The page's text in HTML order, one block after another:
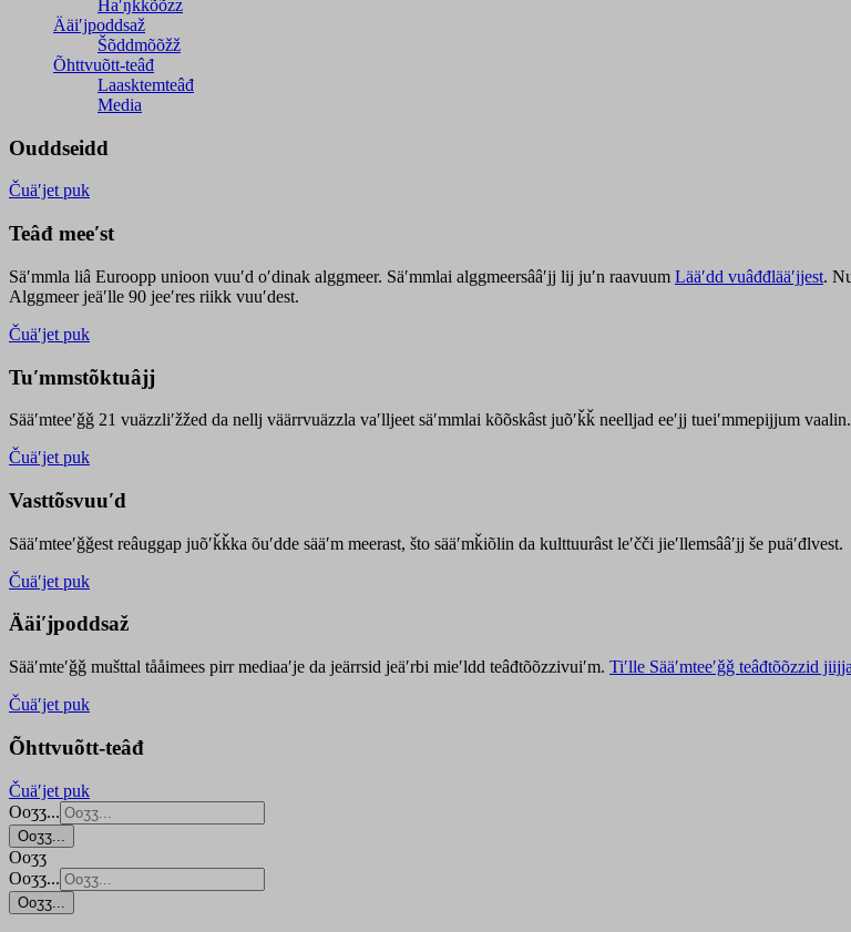
Haʹŋǩǩõõzz
Ääiʹjpoddsaž
Šõddmõõžž
Õhttvuõtt-teâđ
Laasktemteâđ
Media
Ouddseidd
Čuäʹjet puk
Teâđ meeʹst
Säʹmmla liâ Euroopp unioon vuuʹd oʹdinak alggmeer. Säʹmmlai alggmeersââʹjj lij juʹn raavuum Lääʹdd vuâđđlääʹjjest.
Alggmeer jeäʹlle 90 jeeʹres riikk vuuʹdest.
Čuäʹjet puk
Tuʹmmstõktuâjj
Sääʹmteeʹǧǧ 21 vuäzzliʹžžed da nellj väärrvuäzzla vaʹlljeet säʹmmlai kõõskâst juõʹǩǩ neelljad eeʹjj tueiʹmmepijjum vaalin.
Čuäʹjet puk
Vasttõsvuuʹd
Sääʹmteeʹǧǧest reâuggap juõʹǩǩka õuʹdde sääʹm meerast, što sääʹmǩiõlin da kulttuurâst leʹčči jieʹllemsââʹjj še puäʹđlvest.
Čuäʹjet puk
Ääiʹjpoddsaž
Sääʹmteʹǧǧ mušttal tååimees pirr mediaaʹje da jeärrsid jeäʹrbi mieʹldd teâđtõõzzivuiʹm. Tiʹlle Sääʹmteeʹǧǧ teâđtõõzzid
Čuäʹjet puk
Õhttvuõtt-teâđ
Čuäʹjet puk
Ooʒʒ...
Ooʒʒ...
Ooʒʒ
Ooʒʒ...
Ooʒʒ...